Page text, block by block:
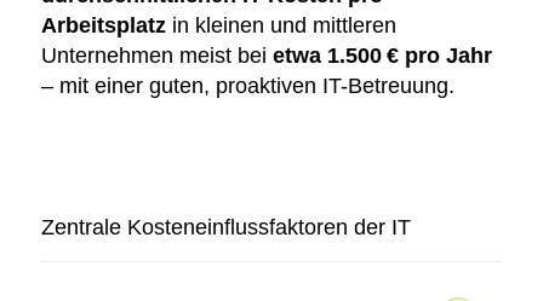
Arbeitsplatzin kleinen und mittleren
Unternehmen meist bei etwa 1.500 € pro Jahr
– mit einer guten, proaktiven IT-Betreuung.
Zentrale Kosteneinflussfaktoren der IT